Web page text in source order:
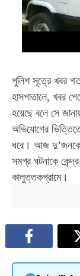
পুলিশ সূত্রে খবর
হাসপাতালে, খবর
হয়েছে বলে সে
অভিযোগের
ধরে । আজ দু’জনকেই
সমগ্র ঘটনাকে
কালুত্তকগ্রামে।